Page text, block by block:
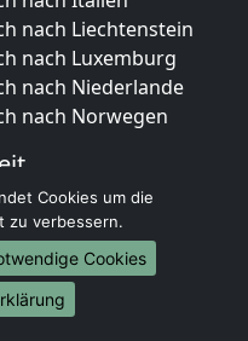
nach Liechtenstein
nach Luxemburg
nach Niederlande
nach Norwegen
nach Berlin
nach Hamburg
nach München
nach Köln
nach Frankfurt am
Cookies um die
zu verbessern.
Cookies